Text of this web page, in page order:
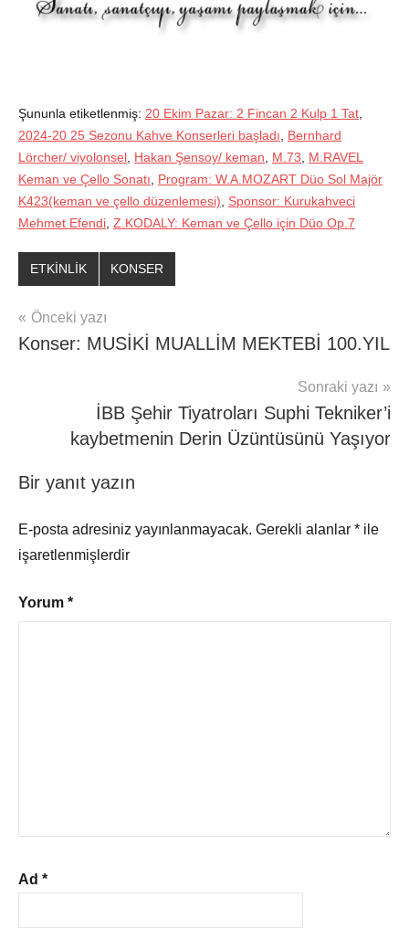
Şununla etiketlenmiş: 20 Ekim Pazar: 2 Fincan 2 Kulp 1 Tat
2024-20 25 Sezonu Kahve Konserleri başladı
Bernhard
Lörcher/ viyolonsel Hakan Şensoy/ keman M.73
M.RAVEL
Keman ve Çello Sonatı
Program: W.A.MOZART Düo Sol Majör
K423(keman ve çello düzenlemesi)
Sponsor: Kurukahveci
Mehmet Efendi Z.KODALY: Keman ve Çello için Düo Op.7
ETKİNLİK KONSER
Yazı
gezinmesi
Önceki yazı
Konser: MUSİKİ MUALLİM MEKTEBİ 100.YIL
Sonraki yazı
İBB Şehir Tiyatroları Suphi Tekniker’i
kaybetmenin Derin Üzüntüsünü Yaşıyor
Bir yanıt yazın
E-posta adresiniz yayınlanmayacak. Gerekli alanlar * ile
işaretlenmişlerdir
Yorum *
Ad *